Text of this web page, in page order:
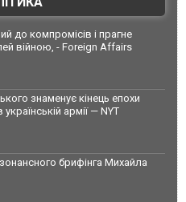
до компромісів і прагне
війною, - Foreign Affairs
знаменує кінець епохи
українській армії — NYT
брифінга Михайла